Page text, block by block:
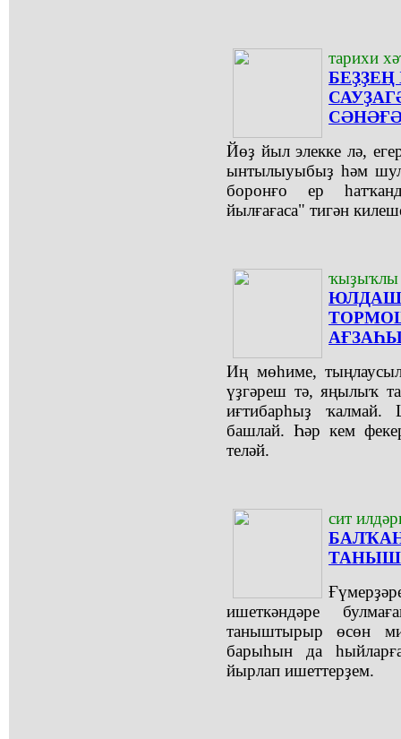
тарихи
Йөҙ йыл элекке лә,
ынтылыуыбыҙ һәм шул
боронғо ер
йылғағаса" тигән
ҡыҙыҡлы
Иң мөһиме,
үҙгәреш тә, яңылыҡ
иғтибарһыҙ
башлай. Һәр кем
теләй.
сит
ишеткәндәре
таныштырыр өсөн
барыһын да
йырлап ишеттерҙем.